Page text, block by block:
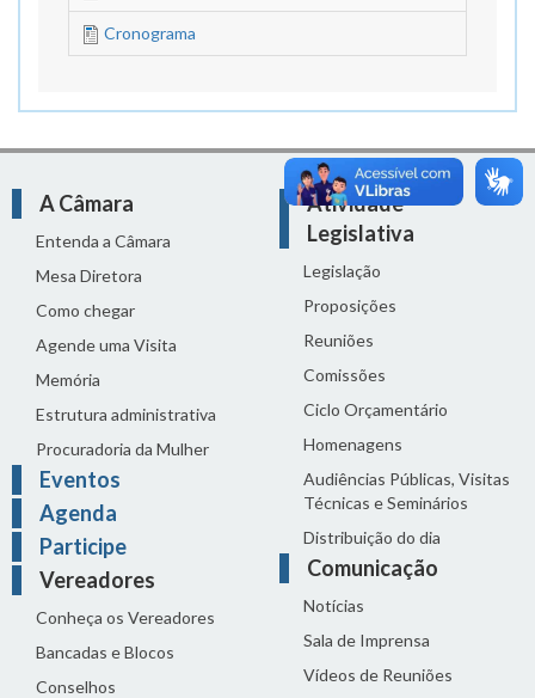
Cronograma
A Câmara
Entenda a Câmara
Mesa Diretora
Como chegar
Agende uma Visita
Memória
Estrutura administrativa
Procuradoria da Mulher
Eventos
Agenda
Participe
Vereadores
Conheça os Vereadores
Bancadas e Blocos
Conselhos
Atividade
Legislativa
Legislação
Proposições
Reuniões
Comissões
Ciclo Orçamentário
Homenagens
Audiências Públicas, Visitas
Técnicas e Seminários
Distribuição do dia
Comunicação
Notícias
Sala de Imprensa
Vídeos de Reuniões